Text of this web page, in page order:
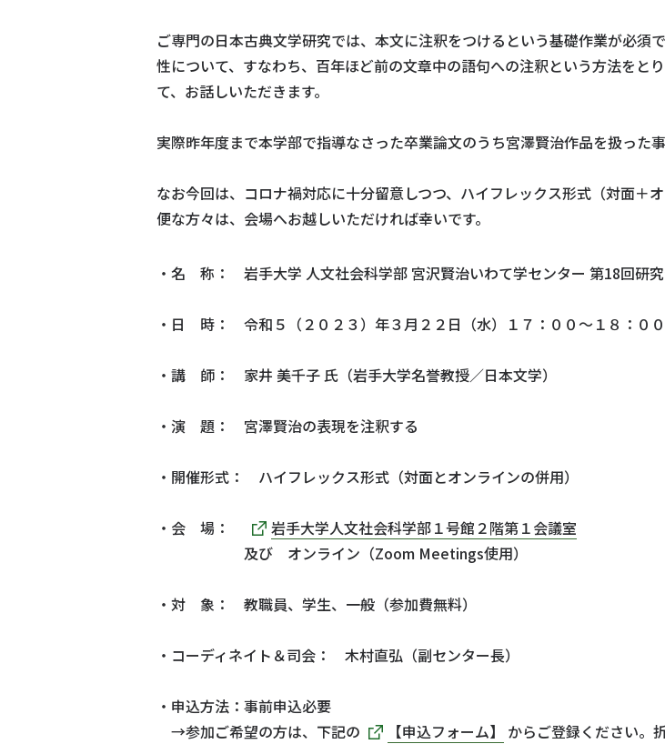
ご専門の日本古典文学研究では、本文に注釈をつけるという基礎作業が必
性について、すなわち、百年ほど前の文章中の語句への注釈という方法をと
て、お話しいただきます。
実際昨年度まで本学部で指導なさった卒業論文のうち宮澤賢治作品を扱った
なお今回は、コロナ禍対応に十分留意しつつ、ハイフレックス形式（対面＋
便な方々は、会場へお越しいただければ幸いです。
・名 称： 岩手大学 人文社会科学部 宮沢賢治いわて学センター 第18回研
・日 時： 令和５（２０２３）年３月２２日（水）１７：００～１８：００
・講 師： 家井 美千子 氏（岩手大学名誉教授／日本文学）
・演 題： 宮澤賢治の表現を注釈する
・開催形式： ハイフレックス形式（対面とオンラインの併用）
・会 場：
岩手大学人文社会科学部１号館２階第１会議室
及び オンライン（Zoom Meetings使用）
・対 象： 教職員、学生、一般（参加費無料）
・コーディネイト＆司会： 木村直弘（副センター長）
・申込方法：事前申込必要
→参加ご希望の方は、下記の
【申込フォーム】
からご登録ください。